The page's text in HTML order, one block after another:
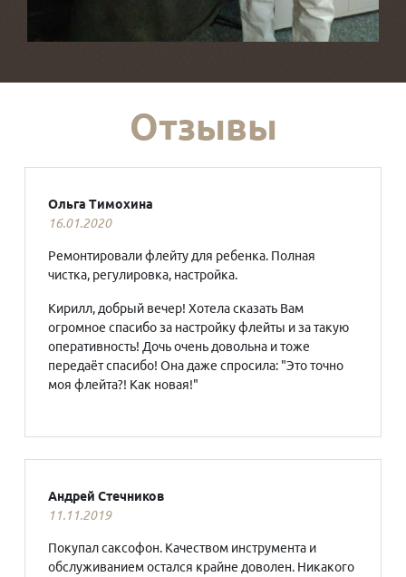
Отзывы
Ольга Тимохина
16.01.2020
Ремонтировали флейту для ребенка. Полная
чистка, регулировка, настройка.
Кирилл, добрый вечер! Хотела сказать Вам
огромное спасибо за настройку флейты и за такую
оперативность! Дочь очень довольна и тоже
передаёт спасибо! Она даже спросила: "Это точно
моя флейта?! Как новая!"
Андрей Стечников
11.11.2019
Покупал саксофон. Качеством инструмента и
обслуживанием остался крайне доволен. Никакого